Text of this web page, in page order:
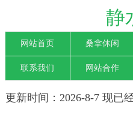
静
网站首页 桑拿休闲
联系我们 网站合作
更新时间：2026-8-7 现已